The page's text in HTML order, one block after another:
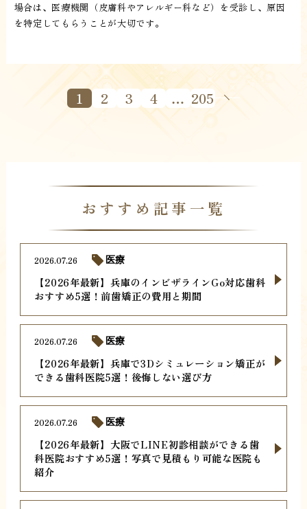
場合は、医療機関（皮膚科やアレルギー科など）を受診し、原因
を特定してもらうことが大切です。
1 2 3 4 … 205
おすすめ記事一覧
【2026年最新】兵庫のインビザラインGo対応歯科
おすすめ5選！前歯矯正の費用と期間
2026.07.26 医療
【2026年最新】兵庫で3Dシミュレーション矯正が
できる歯科医院5選！後悔しない選び方
2026.07.26 医療
【2026年最新】大阪でLINE初診相談ができる歯
科医院おすすめ5選！写真で見積もり可能な医院も
紹介
2026.07.26 医療